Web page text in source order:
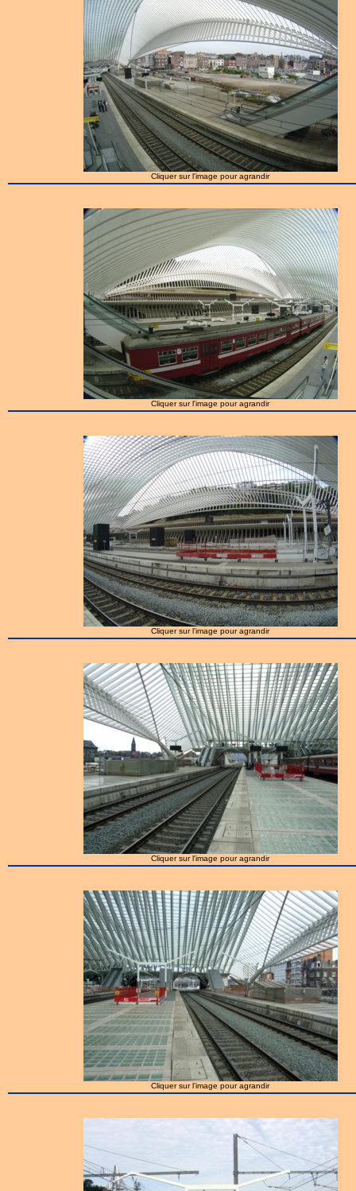
Cliquer sur l'image pour agrandir
Cliquer sur l'image pour agrandir
Cliquer sur l'image pour agrandir
Cliquer sur l'image pour agrandir
Cliquer sur l'image pour agrandir